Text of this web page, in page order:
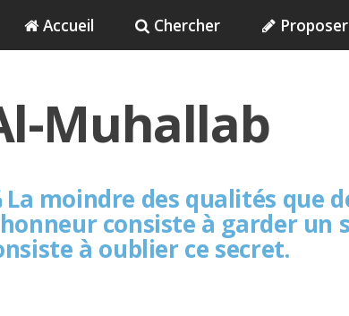
Accueil Chercher Proposer
Muhallab
La moindre des qualités que
consiste à garder un
à oublier ce secret.